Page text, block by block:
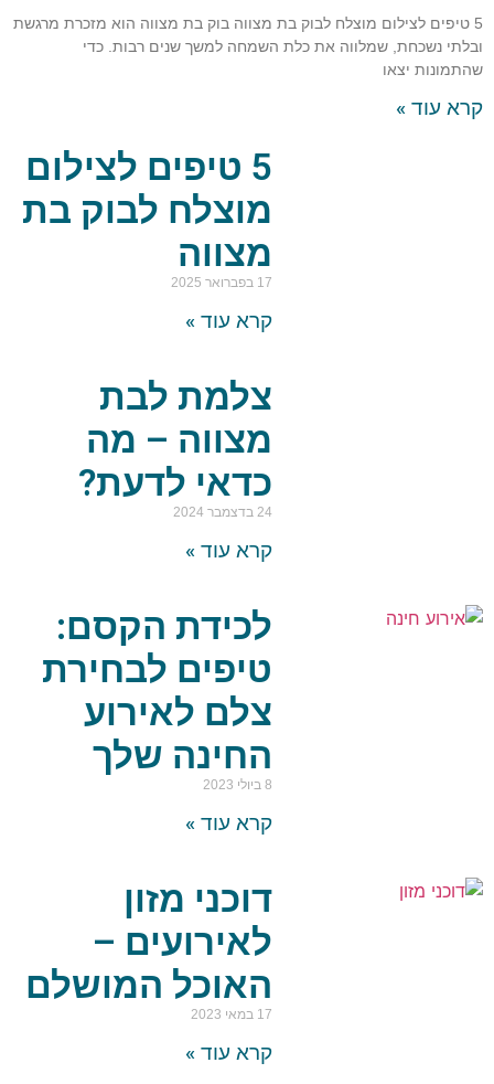
5 טיפים לצילום מוצלח לבוק בת מצווה בוק בת מצווה הוא מזכרת מרגשת
ובלתי נשכחת, שמלווה את כלת השמחה למשך שנים רבות. כדי
שהתמונות יצאו
קרא עוד »
5 טיפים לצילום
מוצלח לבוק בת
מצווה
17 בפברואר 2025
קרא עוד »
צלמת לבת
מצווה – מה
כדאי לדעת?
24 בדצמבר 2024
קרא עוד »
לכידת הקסם:
טיפים לבחירת
צלם לאירוע
החינה שלך
8 ביולי 2023
קרא עוד »
דוכני מזון
לאירועים –
האוכל המושלם
17 במאי 2023
קרא עוד »